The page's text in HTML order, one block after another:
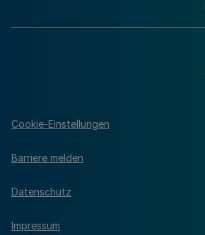
Cookie-Einstellungen
Barriere melden
Datenschutz
Impressum